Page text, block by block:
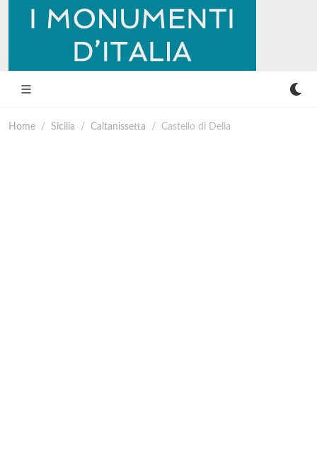
Home Sicilia Caltanissetta Castello di Delia